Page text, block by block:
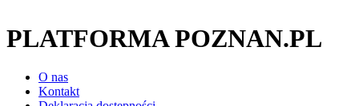
PLATFORMA POZNAN.PL
O nas
Kontakt